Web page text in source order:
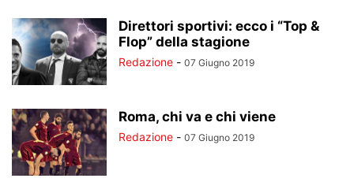
Direttori sportivi: ecco i “Top &
Flop” della stagione
Redazione - 07 Giugno 2019
Roma, chi va e chi viene
Redazione - 07 Giugno 2019